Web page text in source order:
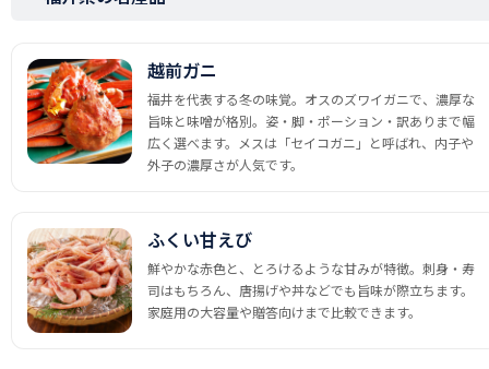
越前ガニ
福井を代表する冬の味覚。オスのズワイガニで、濃厚な
旨味と味噌が格別。姿・脚・ポーション・訳ありまで幅
広く選べます。メスは「セイコガニ」と呼ばれ、内子や
外子の濃厚さが人気です。
ふくい甘えび
鮮やかな赤色と、とろけるような甘みが特徴。刺身・寿
司はもちろん、唐揚げや丼などでも旨味が際立ちます。
家庭用の大容量や贈答向けまで比較できます。